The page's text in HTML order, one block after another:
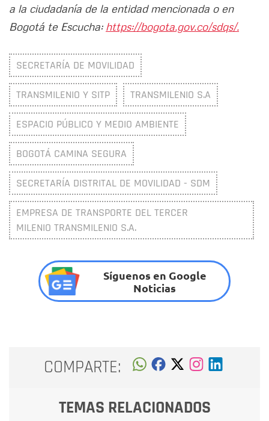
a la ciudadanía de la entidad mencionada o en
Bogotá te Escucha: https://bogota.gov.co/sdqs/.
SECRETARÍA DE MOVILIDAD
TRANSMILENIO Y SITP TRANSMILENIO S.A
ESPACIO PÚBLICO Y MEDIO AMBIENTE
BOGOTÁ CAMINA SEGURA
SECRETARÍA DISTRITAL DE MOVILIDAD - SDM
EMPRESA DE TRANSPORTE DEL TERCER
MILENIO TRANSMILENIO S.A.
Síguenos en Google
Noticias
COMPARTE:
TEMAS RELACIONADOS